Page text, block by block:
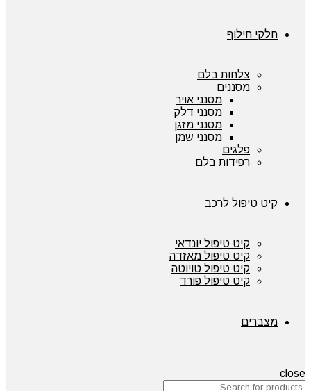
חלקי חילוף
צלחות בלם
מסננים
מסנני אויר
מסנני דלק
מסנני מזגן
מסנני שמן
פלגים
רפידות בלם
קיט טיפול לרכב
קיט טיפול יונדאי
קיט טיפול מאזדה
קיט טיפול טויוטה
קיט טיפול פורד
מצברים
close